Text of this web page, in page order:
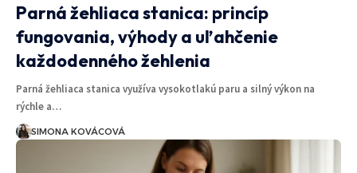
Parná žehliaca stanica: princíp
fungovania, výhody a uľahčenie
každodenného žehlenia
Parná žehliaca stanica využíva vysokotlakú paru a silný výkon na
rýchle a…
SIMONA KOVÁCOVÁ